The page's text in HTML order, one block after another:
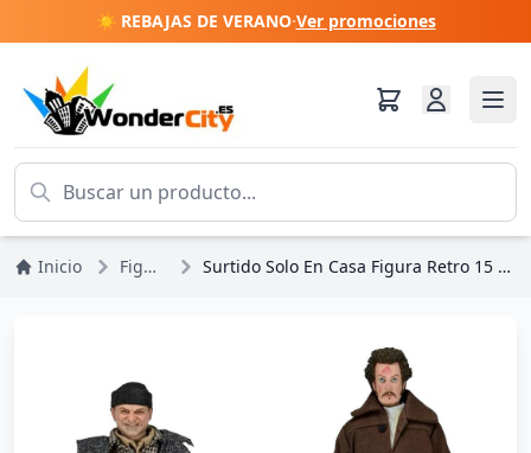
☀️ REBAJAS DE VERANO·Ver promociones
Inicio Figuras Surtido Solo En Casa Figura Retro 15 - 20 cm (8)